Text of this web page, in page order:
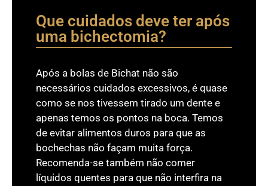
Que cuidados deve ter após
uma bichectomia?
Após a bolas de Bichat não são
necessários cuidados excessivos, é quase
como se nos tivessem tirado um dente e
apenas temos os pontos na boca. Temos
de evitar alimentos duros para que as
bochechas não façam muita força.
Recomenda-se também não comer
líquidos quentes para que não interfira na